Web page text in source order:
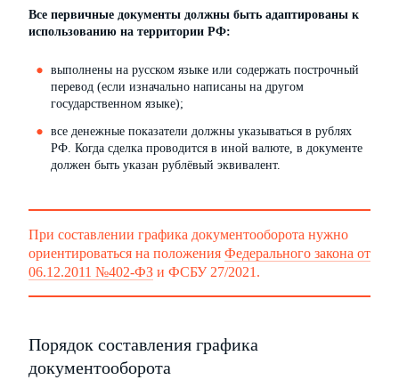
Все первичные документы должны быть адаптированы к
использованию на территории РФ:
выполнены на русском языке или содержать построчный
перевод (если изначально написаны на другом
государственном языке);
все денежные показатели должны указываться в рублях
РФ. Когда сделка проводится в иной валюте, в документе
должен быть указан рублёвый эквивалент.
При составлении графика документооборота нужно
ориентироваться на положения Федерального закона от
06.12.2011 №402-ФЗ и ФСБУ 27/2021.
Порядок составления графика
документооборота